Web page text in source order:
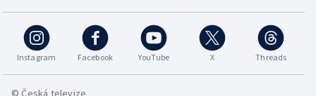
Instagram Facebook YouTube X Threads
© Česká televize